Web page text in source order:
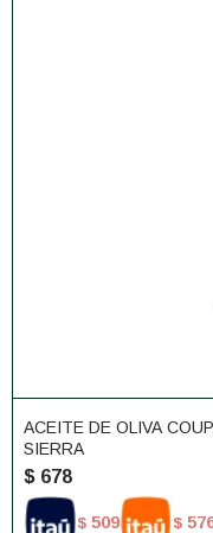
ACEITE DE OLIVA
SIERRA
$ 678
$ 509 $